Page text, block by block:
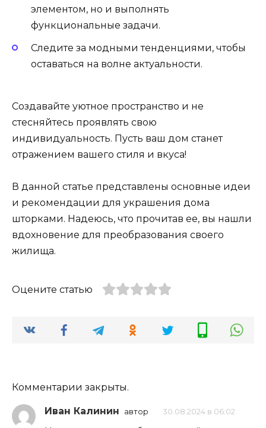
элементом, но и выполнять
функциональные задачи.
Следите за модными тенденциями, чтобы
оставаться на волне актуальности.
Создавайте уютное пространство и не
стесняйтесь проявлять свою
индивидуальность. Пусть ваш дом станет
отражением вашего стиля и вкуса!
В данной статье представлены основные идеи
и рекомендации для украшения дома
шторками. Надеюсь, что прочитав ее, вы нашли
вдохновение для преобразования своего
жилища.
Оцените статью
Комментарии закрыты.
Иван Калинин автор 30.08.2024 в 06:02